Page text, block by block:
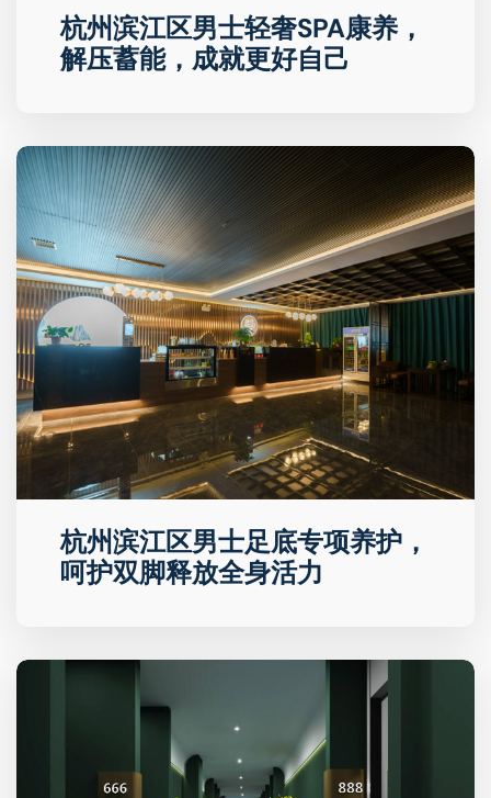
杭州滨江区男士轻奢SPA康养，
解压蓄能，成就更好自己
杭州滨江区男士足底专项养护，
呵护双脚释放全身活力